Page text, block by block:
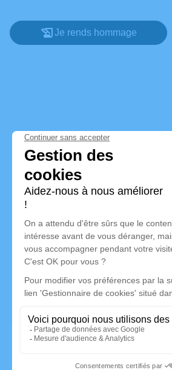
Je rends hommage